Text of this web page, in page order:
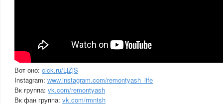
Вот оно: clck.ru/LjZjS
Instagram: www.instagram.com/remontyash_life
Вк группа: vk.com/remontyash
Вк фан группа: vk.com/rmntsh